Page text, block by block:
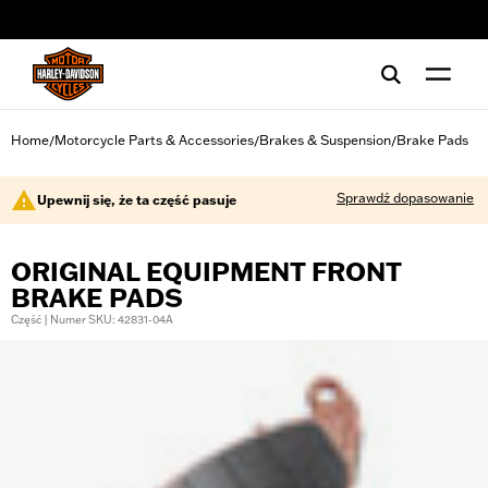
Home/Motorcycle Parts & Accessories/Brakes & Suspension/Brake Pads
Upewnij się, że ta część pasuje Sprawdź dopasowanie
ORIGINAL EQUIPMENT FRONT
BRAKE PADS
Część | Numer SKU: 42831-04A